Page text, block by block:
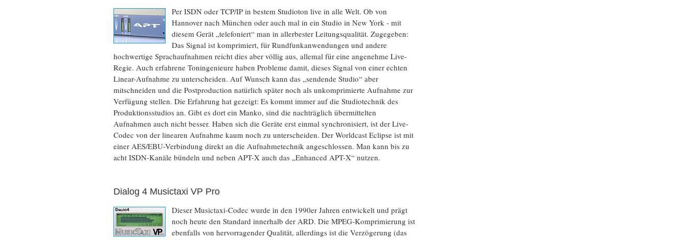
Per ISDN oder TCP/IP in bestem Studioton live in alle Welt. Ob von
Hannover nach München oder auch mal in ein Studio in New York - mit
diesem Gerät „telefoniert“ man in allerbester Leitungsqualität. Zugegeben:
Das Signal ist komprimiert, für Rundfunkanwendungen und andere
hochwertige Sprachaufnahmen reicht dies aber völlig aus, allemal für eine angenehme Live-
Regie. Auch erfahrene Toningenieure haben Probleme damit, dieses Signal von einer echten
Linear-Aufnahme zu unterscheiden. Auf Wunsch kann das „sendende Studio“ aber
mitschneiden und die Postproduction natürlich später noch als unkomprimierte Aufnahme zur
Verfügung stellen. Die Erfahrung hat gezeigt: Es kommt immer auf die Studiotechnik des
Produktionsstudios an. Gibt es dort ein Manko, sind die nachträglich übermittelten
Aufnahmen auch nicht besser. Haben sich die Geräte erst einmal synchronisiert, ist der Live-
Codec von der linearen Aufnahme kaum noch zu unterscheiden. Der Worldcast Eclipse ist mit
einer AES/EBU-Verbindung direkt an die Aufnahmetechnik angeschlossen. Man kann bis zu
acht ISDN-Kanäle bündeln und neben APT-X auch das „Enhanced APT-X“ nutzen.
Dialog 4 Musictaxi VP Pro
Dieser Musictaxi-Codec wurde in den 1990er Jahren entwickelt und prägt
noch heute den Standard innerhalb der ARD. Die MPEG-Komprimierung ist
ebenfalls von hervorragender Qualität, allerdings ist die Verzögerung (das